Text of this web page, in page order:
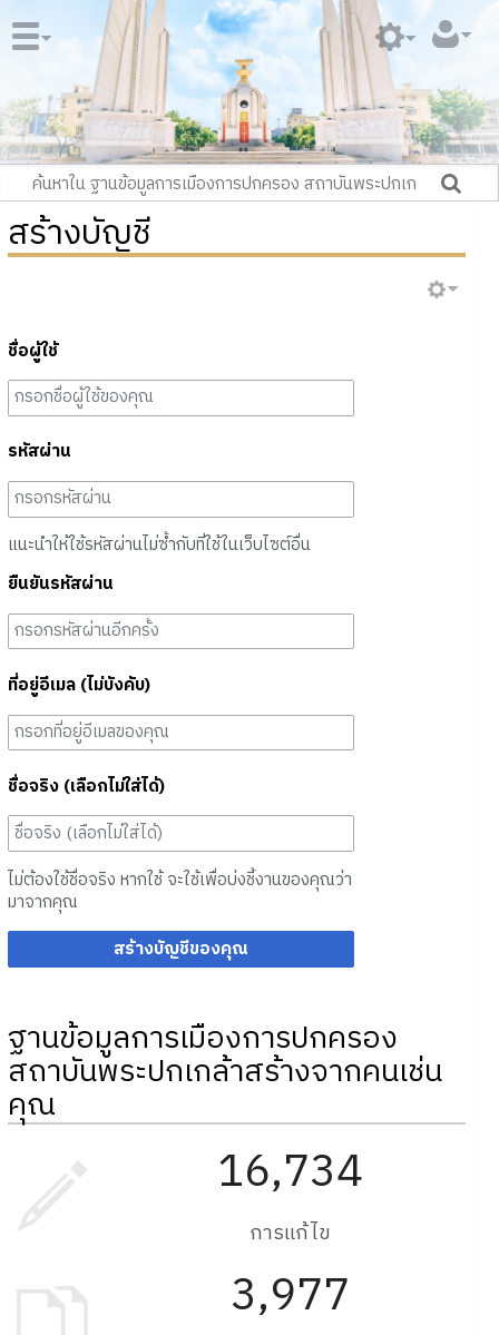
สร้างบัญชี
ชื่อผู้ใช้
รหัสผ่าน
แนะนำให้ใช้รหัสผ่านไม่ซ้ำกับที่ใช้ในเว็บไซต์อื่น
ยืนยันรหัสผ่าน
ที่อยู่อีเมล (ไม่บังคับ)
ชื่อจริง (เลือกไม่ใส่ได้)
ไม่ต้องใช้ชื่อจริง หากใช้ จะใช้เพื่อบ่งชี้งานของคุณว่า
มาจากคุณ
สร้างบัญชีของคุณ
ฐานข้อมูลการเมืองการปกครอง
สถาบันพระปกเกล้าสร้างจากคนเช่น
คุณ
16,734
การแก้ไข
3,977